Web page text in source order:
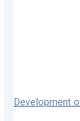
Development